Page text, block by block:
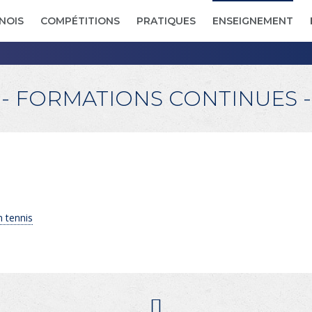
COMPÉTITIONS PRATIQUES ENSEIGNEMENT
- FORMATIONS CONTINUES -
tennis